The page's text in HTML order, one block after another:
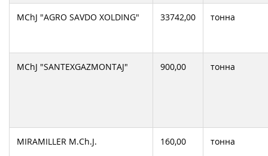
MChJ "AGRO SAVDO XOLDING" 33742,00 тонна
MChJ "SANTEXGAZMONTAJ" 900,00 тонна
MIRAMILLER M.Ch.J. 160,00 тонна